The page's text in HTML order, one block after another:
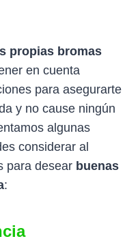
propias bromas
en cuenta
para asegurarte
y no cause ningún
algunas
considerar al
para desear buenas
: